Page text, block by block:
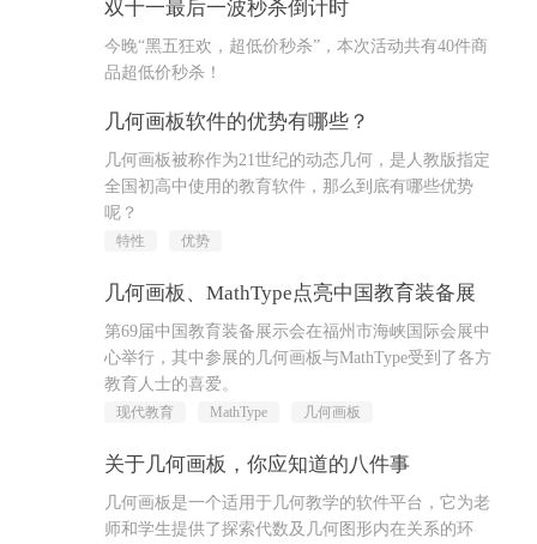
双十一最后一波秒杀倒计时
今晚“黑五狂欢，超低价秒杀”，本次活动共有40件商
品超低价秒杀！
几何画板软件的优势有哪些？
几何画板被称作为21世纪的动态几何，是人教版指定
全国初高中使用的教育软件，那么到底有哪些优势
呢？
特性 优势
几何画板、MathType点亮中国教育装备展
第69届中国教育装备展示会在福州市海峡国际会展中
心举行，其中参展的几何画板与MathType受到了各方
教育人士的喜爱。
现代教育 MathType 几何画板
关于几何画板，你应知道的八件事
几何画板是一个适用于几何教学的软件平台，它为老
师和学生提供了探索代数及几何图形内在关系的环